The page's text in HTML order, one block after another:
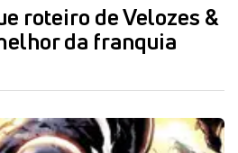
roteiro de Velozes &
da franquia